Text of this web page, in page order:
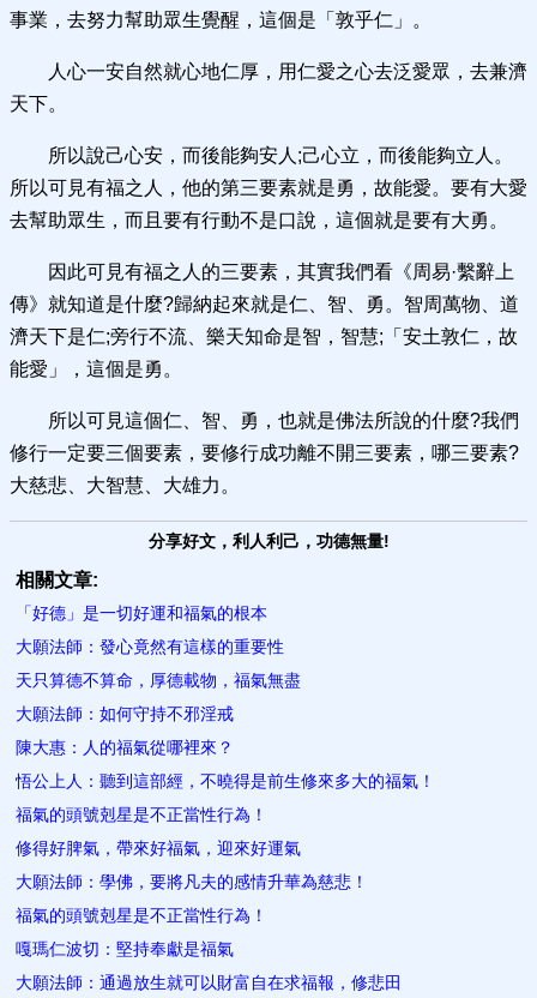
事業，去努力幫助眾生覺醒，這個是「敦乎仁」。
人心一安自然就心地仁厚，用仁愛之心去泛愛眾，去兼濟
天下。
所以說己心安，而後能夠安人;己心立，而後能夠立人。
所以可見有福之人，他的第三要素就是勇，故能愛。要有大愛
去幫助眾生，而且要有行動不是口說，這個就是要有大勇。
因此可見有福之人的三要素，其實我們看《周易·繫辭上
傳》就知道是什麼?歸納起來就是仁、智、勇。智周萬物、道
濟天下是仁;旁行不流、樂天知命是智，智慧;「安土敦仁，故
能愛」，這個是勇。
所以可見這個仁、智、勇，也就是佛法所說的什麼?我們
修行一定要三個要素，要修行成功離不開三要素，哪三要素?
大慈悲、大智慧、大雄力。
分享好文，利人利己，功德無量!
相關文章:
「好德」是一切好運和福氣的根本
大願法師：發心竟然有這樣的重要性
天只算德不算命，厚德載物，福氣無盡
大願法師：如何守持不邪淫戒
陳大惠：人的福氣從哪裡來？
悟公上人：聽到這部經，不曉得是前生修來多大的福氣！
福氣的頭號剋星是不正當性行為！
修得好脾氣，帶來好福氣，迎來好運氣
大願法師：學佛，要將凡夫的感情升華為慈悲！
福氣的頭號剋星是不正當性行為！
嘎瑪仁波切：堅持奉獻是福氣
大願法師：通過放生就可以財富自在求福報，修悲田